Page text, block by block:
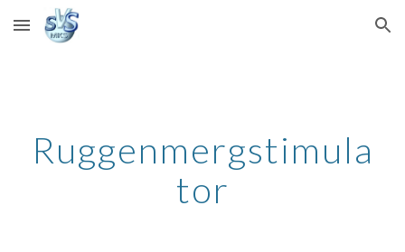
Skip to main content Skip to navigation
Ruggenmergstimula
tor